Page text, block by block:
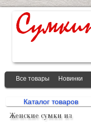
Все товары Новинки
Каталог товаров
Женские сумки из